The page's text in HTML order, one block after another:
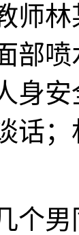
师
部
身
话
个